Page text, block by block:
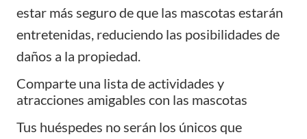
estar más seguro de que las mascotas estarán
entretenidas, reduciendo las posibilidades de
daños a la propiedad.
Comparte una lista de actividades y
atracciones amigables con las mascotas
Tus huéspedes no serán los únicos que